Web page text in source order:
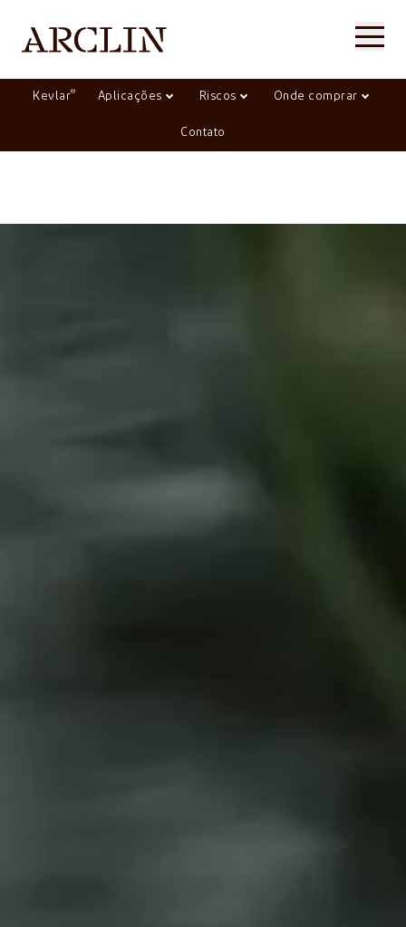
Kevlar® Aplicações Riscos Onde comprar
Contato